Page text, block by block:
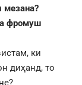
мезана?
фромуш
ки
диҳанд, то